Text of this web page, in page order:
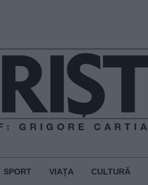
SPORT VIAȚA CULTURĂ